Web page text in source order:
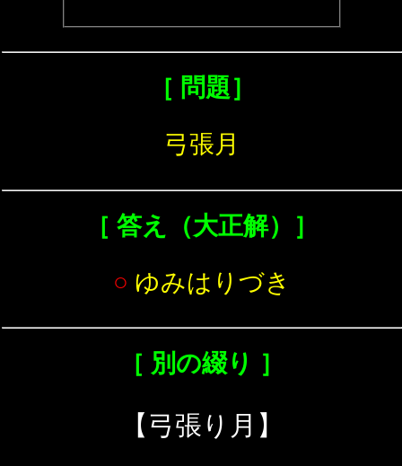
［ 問題］
弓張月
［ 答え（大正解）］
○ ゆみはりづき
［ 別の綴り ］
【弓張り月】